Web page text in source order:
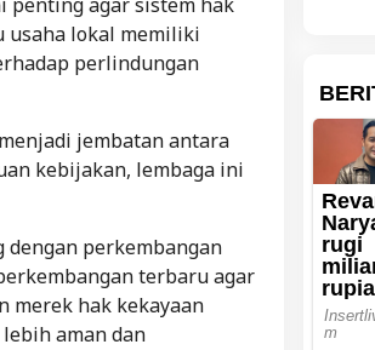
usaha lokal memiliki
perlindungan
jembatan antara
kebijakan, lembaga ini
perkembangan
terbaru agar
merek hak kekayaan
aman dan